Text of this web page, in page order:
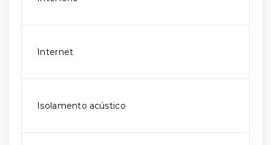
Internet
Isolamento acústico